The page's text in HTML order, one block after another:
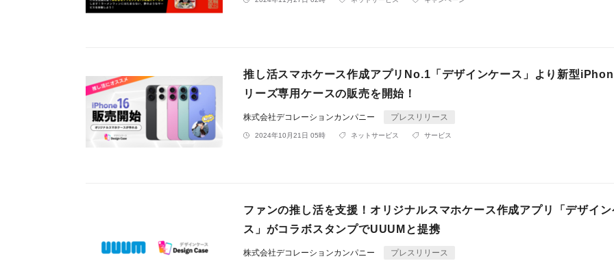
推し活スマホケース作成アプリNo.1「デザインケース」より新型
リーズ専用ケースの販売を開始！
株式会社デコレーションカンパニー プレスリリース
2024年10月21日 05時 ネットサービス サービス
ファンの推し活を支援！オリジナルスマホケース作成アプリ「デザイン
ス」がコラボスタンプでUUUMと提携
株式会社デコレーションカンパニー プレスリリース